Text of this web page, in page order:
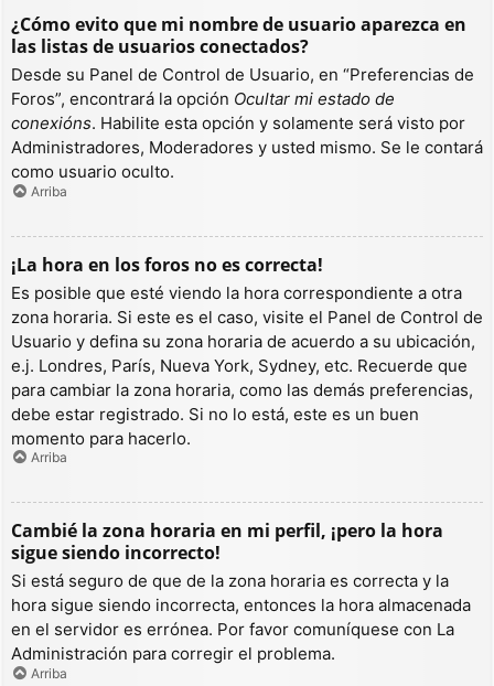
¿Cómo evito que mi nombre de usuario aparezca en
las listas de usuarios conectados?
Desde su Panel de Control de Usuario, en “Preferencias de
Foros”, encontrará la opción Ocultar mi estado de
conexións. Habilite esta opción y solamente será visto por
Administradores, Moderadores y usted mismo. Se le contará
como usuario oculto.
Arriba
¡La hora en los foros no es correcta!
Es posible que esté viendo la hora correspondiente a otra
zona horaria. Si este es el caso, visite el Panel de Control de
Usuario y defina su zona horaria de acuerdo a su ubicación,
e.j. Londres, París, Nueva York, Sydney, etc. Recuerde que
para cambiar la zona horaria, como las demás preferencias,
debe estar registrado. Si no lo está, este es un buen
momento para hacerlo.
Arriba
Cambié la zona horaria en mi perfil, ¡pero la hora
sigue siendo incorrecto!
Si está seguro de que de la zona horaria es correcta y la
hora sigue siendo incorrecta, entonces la hora almacenada
en el servidor es errónea. Por favor comuníquese con La
Administración para corregir el problema.
Arriba